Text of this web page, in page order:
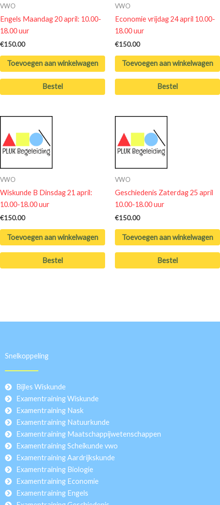
VWO
Engels Maandag 20 april: 10.00-
18.00 uur
€150.00
Toevoegen aan winkelwagen
Bestel
VWO
Economie vrijdag 24 april 10.00-
18.00 uur
€150.00
Toevoegen aan winkelwagen
Bestel
VWO
Wiskunde B Dinsdag 21 april:
10.00-18.00 uur
€150.00
Toevoegen aan winkelwagen
Bestel
VWO
Geschiedenis Zaterdag 25 april
10.00-18.00 uur
€150.00
Toevoegen aan winkelwagen
Bestel
Snelkoppeling
Bijles Wiskunde
Examentraining Wiskunde
Examentraining Nask
Examentraining Natuurkunde
Examentraining Maatschappijwetenschappen
Examentraining Scheikunde vwo
Examentraining Aardrijkskunde
Examentraining Biologie
Examentraining Economie
Examentraining Engels